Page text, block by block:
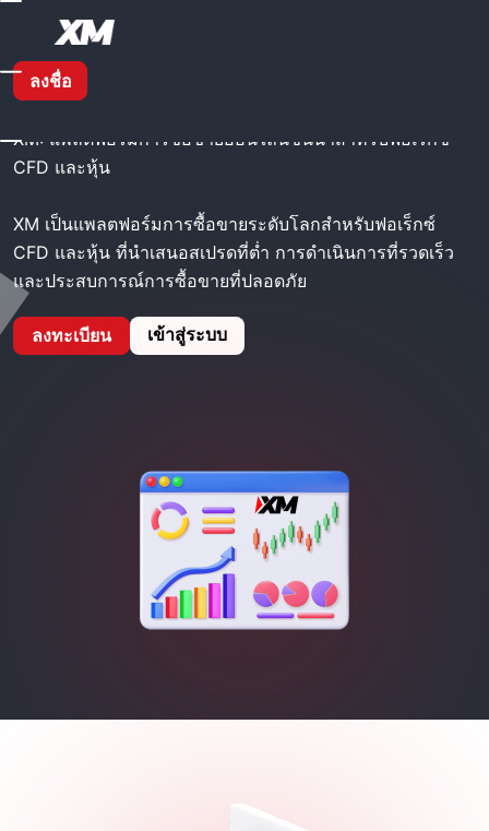
ลงชื่อ
XM Broker - XM
XM: แพลตฟอร์มการซื้อขายออนไลน์ชั้นนำสำหรับฟอเร็กซ์
CFD และหุ้น
XM เป็นแพลตฟอร์มการซื้อขายระดับโลกสำหรับฟอเร็กซ์
CFD และหุ้น ที่นำเสนอสเปรดที่ต่ำ การดำเนินการที่รวดเร็ว
และประสบการณ์การซื้อขายที่ปลอดภัย
ลงทะเบียน เข้าสู่ระบบ